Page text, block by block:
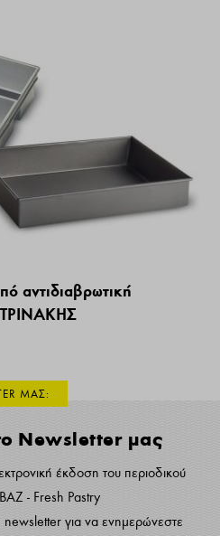
αντιδιαβρωτική
ΜΑΣ:
Newsletter μας
έκδοση του περιοδικού
- Fresh Pastry
για να ενημερώνεστε